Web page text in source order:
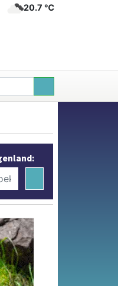
20.7 ℃